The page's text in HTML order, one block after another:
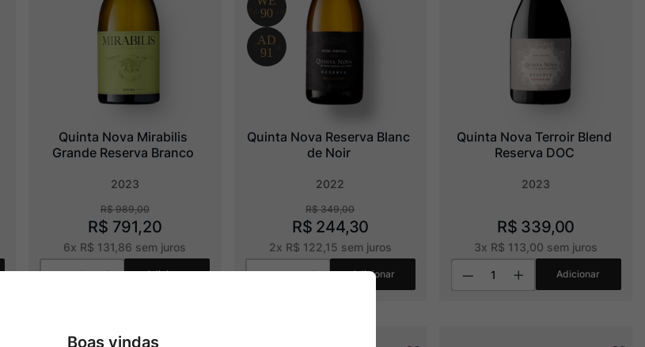
Quinta Nova Mirabilis
Grande Reserva Branco
2023
R$ 989,00
R$ 791,20
6x R$ 131 86 sem juros
Adicionar
Quinta Nova Reserva Blanc
de Noir
2022
R$ 349,00
R$ 244,30
2x R$ 122 15 sem juros
Adicionar
Quinta Nova Terroir Blend
Reserva DOC
2023
R$ 339,00
3x R$ 113 00 sem juros
Adicionar
Boas vindas